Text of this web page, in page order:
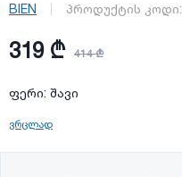
BIEN პროდუქტის კოდი:
319 ₾ 414 ₾
ფერი: შავი
ვრცლად